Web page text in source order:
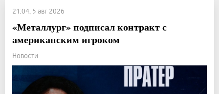
21:04, 5 авг 2026
«Металлург» подписал контракт с
американским игроком
Новости